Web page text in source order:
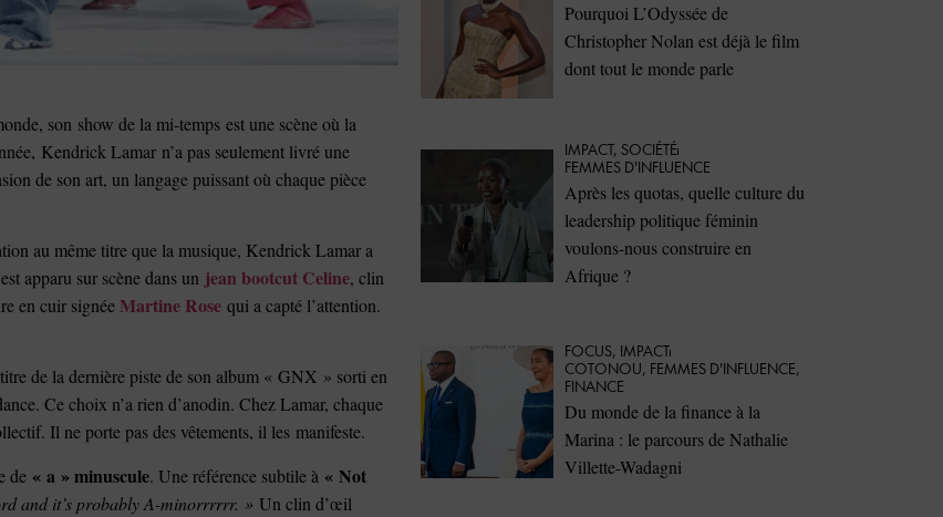
son show de la mi-temps est une scène où la
Kendrick Lamar n’a pas seulement livré une
de son art, un langage puissant où chaque pièce
au même titre que la musique, Kendrick Lamar a
apparu sur scène dans un jean bootcut Celine, clin
en cuir signée Martine Rose qui a capté l’attention.
de la dernière piste de son album « GNX » sorti en
Ce choix n’a rien d’anodin. Chez Lamar, chaque
Il ne porte pas des vêtements, il les manifeste.
de « a » minuscule. Une référence subtile à « Not
and it’s probably A-minorrrrrr. » Un clin d’œil
Pourquoi L’Odyssée de
Christopher Nolan est déjà le film
dont tout le monde parle
IMPACT , SOCIÉTÉ
FEMMES D'INFLUENCE
Après les quotas, quelle culture du
leadership politique féminin
voulons-nous construire en
Afrique ?
FOCUS, IMPACT
COTONOU, FEMMES D'INFLUENCE,
FINANCE
Du monde de la finance à la
Marina : le parcours de Nathalie
Villette-Wadagni